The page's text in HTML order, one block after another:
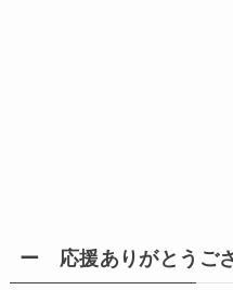
ー 応援ありがとうご